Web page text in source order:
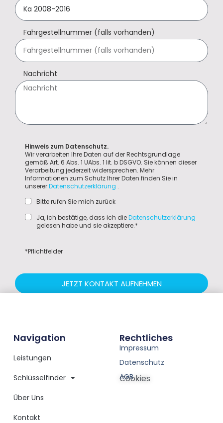
Fahrgestellnummer (falls vorhanden)
Nachricht
Hinweis zum Datenschutz.
Wir verarbeiten Ihre Daten auf der Rechtsgrundlage
gemäß Art. 6 Abs. 1 UAbs. 1 lit. b DSGVO. Sie können dieser
Verarbeitung jederzeit widersprechen. Mehr
Informationen zum Schutz Ihrer Daten finden Sie in
unsererDatenschutzerklärung .
Bitte rufen Sie mich zurück
Ja, ich bestätige, dass ich dieDatenschutzerklärung
gelesen habe und sie akzeptiere.*
*Pflichtfelder
JETZT KONTAKT AUFNEHMEN
Navigation
Leistungen
Schlüsselfinder
Über Uns
Kontakt
Rechtliches
Impressum
Datenschutz
AGB
Cookies